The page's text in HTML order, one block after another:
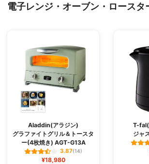
電子レンジ・オーブン・ロースタ
Aladdin(アラジン)
グラファイトグリル＆トースタ
ー(4枚焼き) AGT-G13A
3.87(14)
¥18,980
T-fal(
ジャ